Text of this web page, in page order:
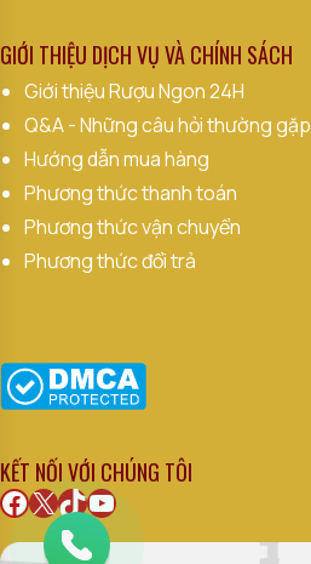
GIỚI THIỆU DỊCH VỤ VÀ CHÍNH SÁCH
Giới thiệu Rượu Ngon 24H
Q&A - Những câu hỏi thường gặp
Hướng dẫn mua hàng
Phương thức thanh toán
Phương thức vận chuyển
Phương thức đổi trả
KẾT NỐI VỚI CHÚNG TÔI
Facebook
X TikTok
Youtube